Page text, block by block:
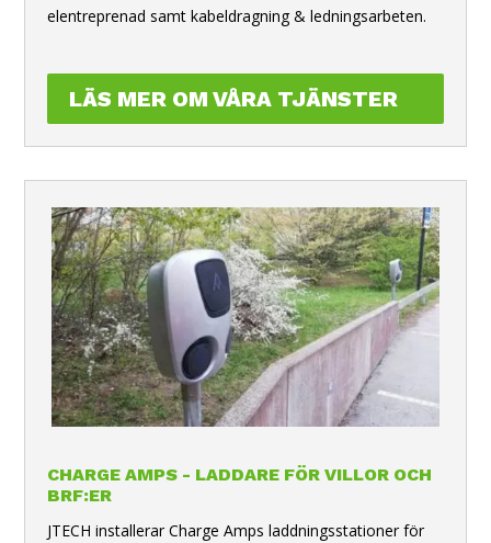
elentreprenad samt kabeldragning & ledningsarbeten.
LÄS MER OM VÅRA TJÄNSTER
CHARGE AMPS - LADDARE FÖR VILLOR OCH
BRF:ER
JTECH installerar Charge Amps laddningsstationer för